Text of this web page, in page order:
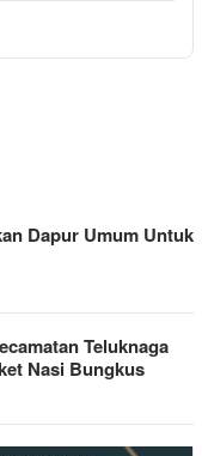
Dapur Umum Untuk
Teluknaga
Nasi Bungkus